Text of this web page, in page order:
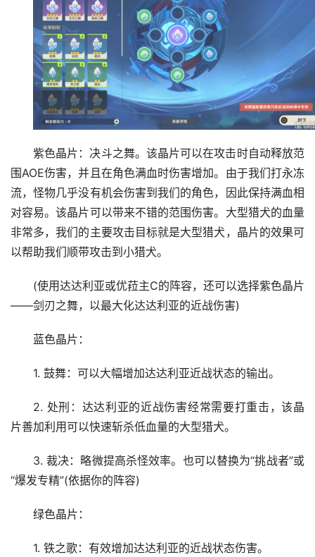
紫色晶片：决斗之舞。该晶片可以在攻击时自动释放范
围AOE伤害，并且在角色满血时伤害增加。由于我们打永冻
流，怪物几乎没有机会伤害到我们的角色，因此保持满血相
对容易。该晶片可以带来不错的范围伤害。大型猎犬的血量
非常多，我们的主要攻击目标就是大型猎犬，晶片的效果可
以帮助我们顺带攻击到小猎犬。
(使用达达利亚或优菈主C的阵容，还可以选择紫色晶片
——剑刃之舞，以最大化达达利亚的近战伤害)
蓝色晶片：
1. 鼓舞：可以大幅增加达达利亚近战状态的输出。
2. 处刑：达达利亚的近战伤害经常需要打重击，该晶
片善加利用可以快速斩杀低血量的大型猎犬。
3. 裁决：略微提高杀怪效率。也可以替换为“挑战者”或
“爆发专精”(依据你的阵容)
绿色晶片：
1. 铁之歌：有效增加达达利亚的近战状态伤害。